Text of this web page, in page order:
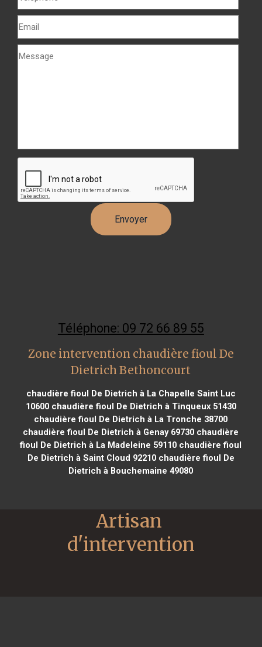
Téléphone: 09 72 66 89 55
Zone intervention chaudière fioul De
Dietrich Bethoncourt
chaudière fioul De Dietrich à La Chapelle Saint Luc
10600chaudière fioul De Dietrich à Tinqueux 51430
chaudière fioul De Dietrich à La Tronche 38700
chaudière fioul De Dietrich à Genay 69730 chaudière
fioul De Dietrich à La Madeleine 59110 chaudière fioul
De Dietrich à Saint Cloud 92210chaudière fioul De
Dietrich à Bouchemaine 49080
Artisan
d'intervention